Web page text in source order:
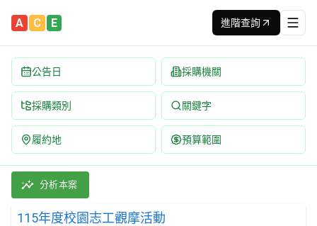
A C E 進階查詢
公告日 採購機關
採購類別 關鍵字
履約地 預算範圍
115年度校園志工觀摩活動 招標公告 | 案號：114017 | 公開
採購類別：勞務類 教育服務 | 招標方式：公開取得報價單
分析本案
115年度校園志工觀摩活動